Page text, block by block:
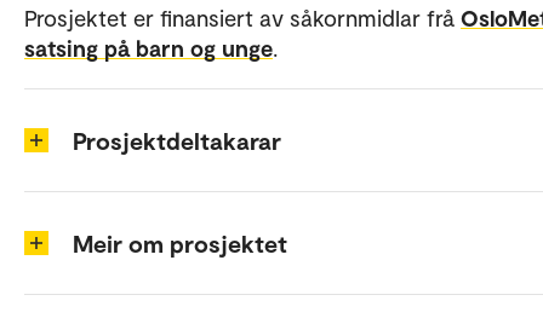
Prosjektet er finansiert av såkornmidlar frå
satsing på barn og unge.
Prosjektdeltakarar
Meir om prosjektet